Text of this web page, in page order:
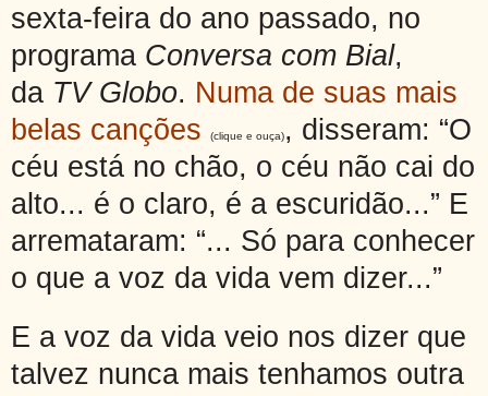
sexta-feira do ano passado, no
programa Conversa com Bial,
da TV Globo. Numa de suas mais
belas canções
(clique e ouça), disseram: “O
céu está no chão, o céu não cai do
alto... é o claro, é a escuridão...” E
arremataram: “... Só para conhecer
o que a voz da vida vem dizer...”
E a voz da vida veio nos dizer que
talvez nunca mais tenhamos outra